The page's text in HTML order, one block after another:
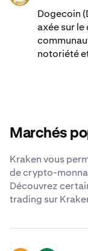
Dogecoin
axée sur le
notoriété
Marchés
Kraken vous
de crypto-
Découvrez
trading sur